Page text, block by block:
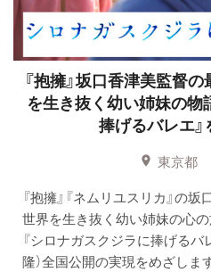
『抱擁』坂口香津美監督
を生き抜く幼い姉妹の物
捧げるバレエ
東京都
『抱擁』『ネムリユスリカ』の
世界を生き抜く幼い姉妹の心
『シロナガスクジラに捧げるバ
隆）全国公開の実現をめざします